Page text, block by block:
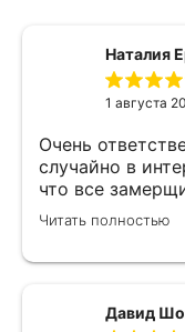
Наталия
1 августа
Очень
случайно в
что все
улетать, очень
замерщик
Читать полностью
Давид